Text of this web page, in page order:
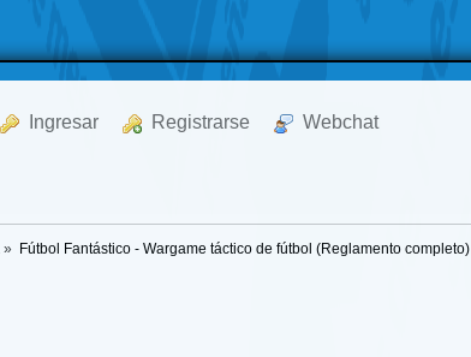
Ingresar Registrarse Webchat
» Fútbol Fantástico - Wargame táctico de fútbol (Reglamento completo)